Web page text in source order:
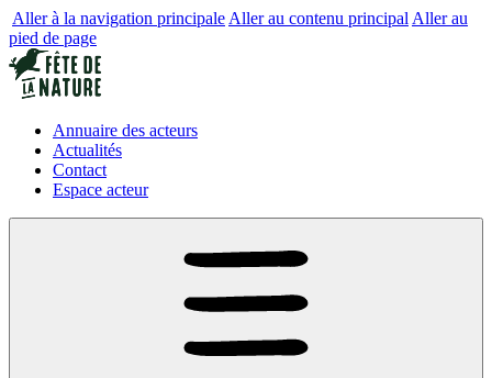
Aller à la navigation principale Aller au contenu principal Aller au
pied de page
Annuaire des acteurs
Actualités
Contact
Espace acteur